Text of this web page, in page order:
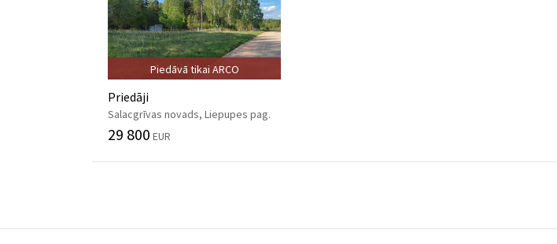
Piedāvā tikai ARCO
Priedāji
Salacgrīvas novads, Liepupes pag.
29 800 EUR